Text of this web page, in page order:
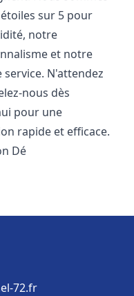
sur 5 pour
notre
et notre
service. N'attendez
nous dès
pour une
rapide et efficace.
Dé
72.fr